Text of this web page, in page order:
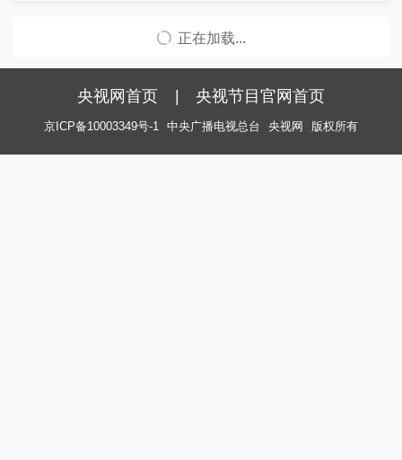
正在加载...
央视网首页 | 央视节目官网首页
京ICP备10003349号-1 中央广播电视总台 央视网 版权所有